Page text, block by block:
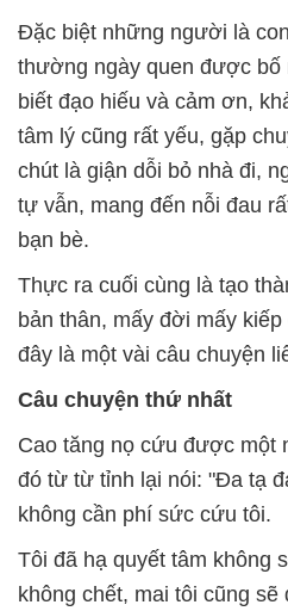
Đặc biệt những người là
thường ngày quen được bố
biết đạo hiếu và cảm ơn,
tâm lý cũng rất yếu, gặp
chút là giận dỗi bỏ nhà đi,
tự vẫn, mang đến nỗi đau
bạn bè.
Thực ra cuối cùng là tạo
bản thân, mấy đời mấy
đây là một vài câu chuyện
Câu chuyện thứ nhất
Cao tăng nọ cứu được
đó từ từ tỉnh lại nói: "Đa tạ
không cần phí sức cứu tôi.
Tôi đã hạ quyết tâm không
không chết, mai tôi cũng